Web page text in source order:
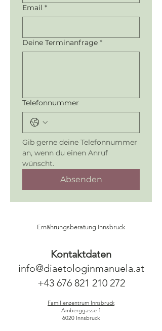
Email *
Deine Terminanfrage *
Telefonnummer
Gib gerne deine Telefonnummer
an, wenn du einen Anruf
wünscht.
Absenden
Ernährungsberatung Innsbruck
Kontaktdaten
info@diaetologinmanuela.at
+43 676 821 210 272
Familienzentrum Innsbruck
Amberggasse 1
6020 Innsbruck